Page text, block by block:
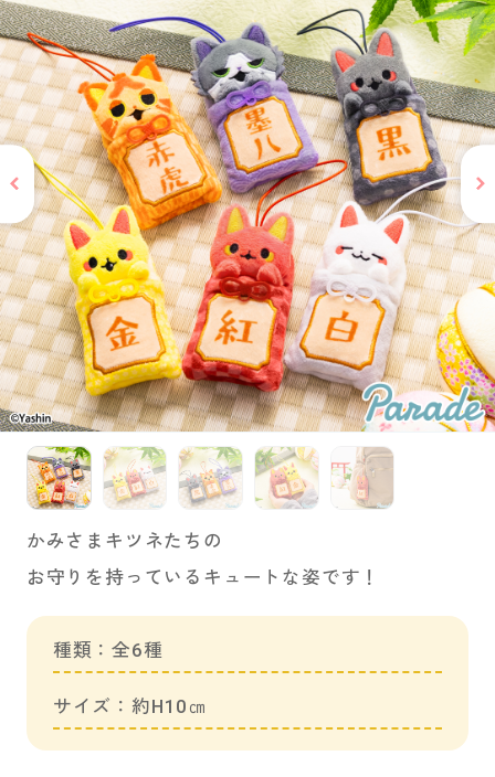
PRIZE 公式 X
PRIZE 公式 Instagram
CAPSULE TOY 公式 X
CAPSULE TOY 公式 Instagram
プライバシーポリシー
かみさまキツネたちの
お守りを持っているキュートな姿です！
種類：全6種
サイズ：約H10㎝